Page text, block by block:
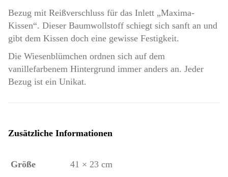
Bezug mit Reißverschluss für das Inlett „Maxima-
Kissen“. Dieser Baumwollstoff schiegt sich sanft an und
gibt dem Kissen doch eine gewisse Festigkeit.
Die Wiesenblümchen ordnen sich auf dem
vanillefarbenem Hintergrund immer anders an. Jeder
Bezug ist ein Unikat.
Zusätzliche Informationen
Größe 41 × 23 cm